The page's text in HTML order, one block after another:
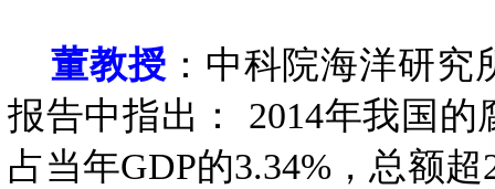
董教授 ：中科院海洋研
报告中指出： 2014年我国
占当年GDP的3.34%，总额